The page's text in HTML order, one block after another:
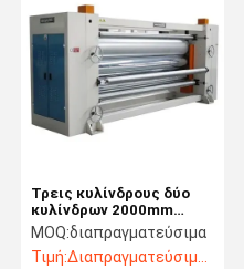
Τρεις κυλίνδρους δύο
κυλίνδρων 2000mm
αυτόματη καλάντρα για
υφάσματα
MOQ:διαπραγματεύσιμα
Τιμή:Διαπραγματεύσιμος